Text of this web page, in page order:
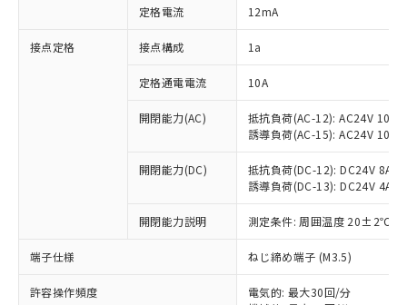
定格電流 12mA
接点定格 接点構成 1a
定格通電電流 10A
開閉能力(AC)
抵抗負荷(AC-12): AC24V 10A/
誘導負荷(AC-15): AC24V
開閉能力(DC)
抵抗負荷(DC-12): DC24V 8A/
誘導負荷(DC-13): DC24V 4A/
開閉能力説明 測定条件: 周囲温度 20±2℃、
端子仕様 ねじ締め端子 (M3.5)
許容操作頻度
電気的: 最大30回/分
ご利用条件
以下の条件をお読みいただき、同意のうえ
ご利用ください。
本サービスは、当社制御機器事業取扱
商品の当社在庫状況および標準価格
(税抜)を提供させていただくもので
当社制御機器事業取扱商品の中には、
本サービスの対象外となる商品もある
対応済み：EU RoHS指令（10物質）の
非含有に対応した製品が提供可能な商品で
対応予定：EU RoHS指令（10物質）の非含
有に対応した製品に切り替える予定のある
対応予定なし：EU RoHS指令（10物質）の
非含有に非対応の商品で、対応品を出す予
定はありません。
調査・確認中：EU RoHS指令（10物質）の
非含有の対応状況を調査中または確認中の
非該当品：ライセンス料など無形物で、有
害物質有無と関係のない商品です。
仕入先様の事情により、非含有部品として
※1 中国RoHS○×表
「○」：最大均質材料含有率が中国RoHSの
基準値以下であることを示します。
「×」：最大均質材料含有率が中国RoHSの